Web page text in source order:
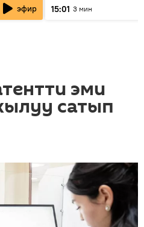
эфир 15:01 3 мин
эми
сатып